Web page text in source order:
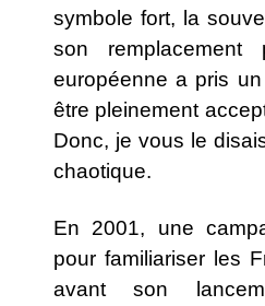
symbole fort, la
son remplacement
européenne a pris
être pleinement
Donc, je vous le
chaotique.
En 2001, une
pour familiariser les
avant son